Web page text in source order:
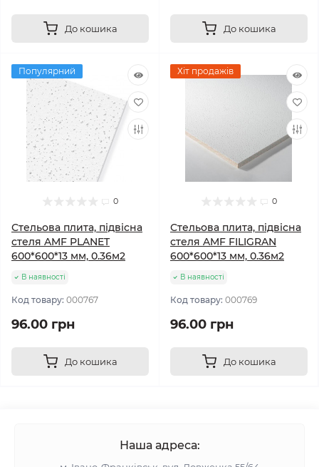
До кошика До кошика
Популярний
0
Стельова плита, підвісна
стеля AMF PLANET
600*600*13 мм, 0.36м2
В наявності
Код товару: 000767
96.00 грн
До кошика
Хіт продажів
0
Стельова плита, підвісна
стеля AMF FILIGRAN
600*600*13 мм, 0.36м2
В наявності
Код товару: 000769
96.00 грн
До кошика
Наша адреса: